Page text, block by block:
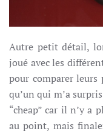
Autre petit détail,
joué avec les
pour comparer leurs
qu’un qui m’a
“cheap” car il n’y a
au point, mais